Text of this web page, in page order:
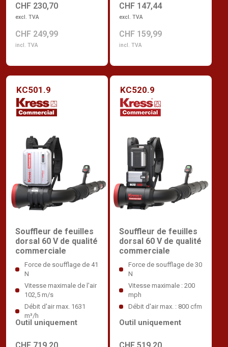
CHF 230,70
excl. TVA
CHF 249,99
incl. TVA
CHF 147,44
excl. TVA
CHF 159,99
incl. TVA
KC501.9
Souffleur de feuilles
dorsal 60 V de qualité
commerciale
Force de soufflage de 41
N
Vitesse maximale de l'air
102,5 m/s
Débit d'air max. 1631
m³/h
Outil uniquement
KC520.9
Souffleur de feuilles
dorsal 60 V de qualité
commerciale
Force de soufflage de 30
N
Vitesse maximale : 200
mph
Débit d'air max. : 800 cfm
Outil uniquement